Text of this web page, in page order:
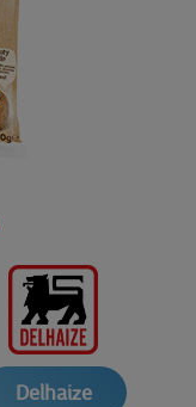
Delhaize